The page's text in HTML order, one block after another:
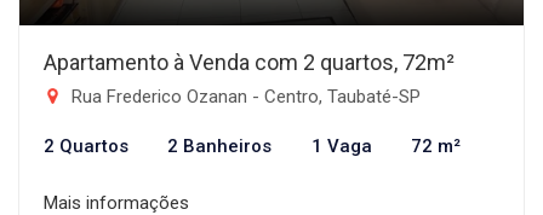
Apartamento à Venda com 2 quartos, 72m²
Rua Frederico Ozanan - Centro, Taubaté-SP
2 Quartos 2 Banheiros 1 Vaga 72 m²
Mais informações